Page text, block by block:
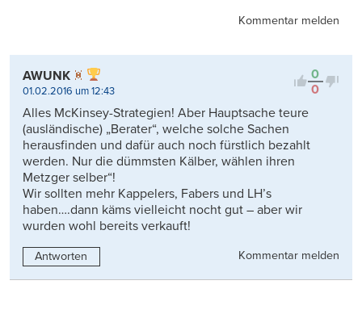
Kommentar melden
0
0
AWUNK
01.02.2016 um 12:43
Alles McKinsey-Strategien! Aber Hauptsache teure
(ausländische) „Berater“, welche solche Sachen
herausfinden und dafür auch noch fürstlich bezahlt
werden. Nur die dümmsten Kälber, wählen ihren
Metzger selber“!
Wir sollten mehr Kappelers, Fabers und LH’s
haben….dann käms vielleicht nocht gut – aber wir
wurden wohl bereits verkauft!
Antworten Kommentar melden